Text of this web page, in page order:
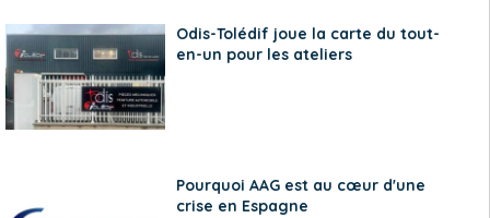
Odis-Tolédif joue la carte du tout-
en-un pour les ateliers
Pourquoi AAG est au cœur d'une
crise en Espagne